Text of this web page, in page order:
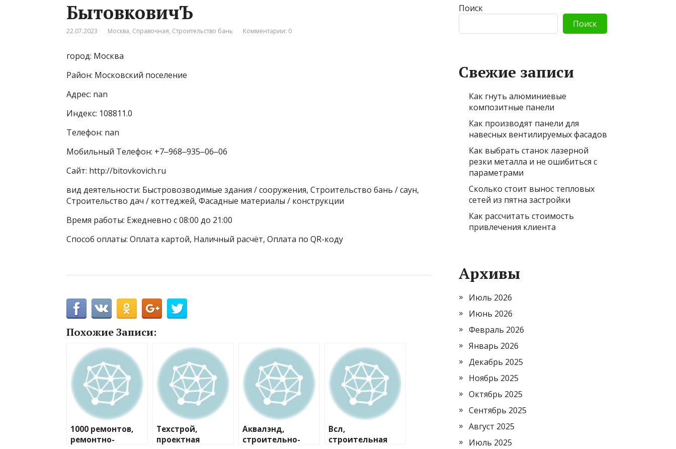
БытовковичЪ
22.07.2023 Москва, Справочная, Строительство бань Комментарии: 0
город: Москва
Район: Московский поселение
Адрес: nan
Индекс: 108811.0
Телефон: nan
Мобильный Телефон: +7‒968‒935‒06‒06
Сайт: http://bitovkovich.ru
вид деятельности: Быстровозводимые здания / сооружения, Строительство бань / саун,
Строительство дач / коттеджей, Фасадные материалы / конструкции
Время работы: Ежедневно с 08:00 до 21:00
Способ оплаты: Оплата картой, Наличный расчёт, Оплата по QR-коду
Похожие Записи:
1000 ремонтов,
ремонтно-
Техстрой,
проектная
Аквалэнд,
строительно-
Всл,
строительная
Поиск
Поиск
Свежие записи
Как гнуть алюминиевые
композитные панели
Как производят панели для
навесных вентилируемых фасадов
Как выбрать станок лазерной
резки металла и не ошибиться с
параметрами
Сколько стоит вынос тепловых
сетей из пятна застройки
Как рассчитать стоимость
привлечения клиента
Архивы
Июль 2026
Июнь 2026
Февраль 2026
Январь 2026
Декабрь 2025
Ноябрь 2025
Октябрь 2025
Сентябрь 2025
Август 2025
Июль 2025